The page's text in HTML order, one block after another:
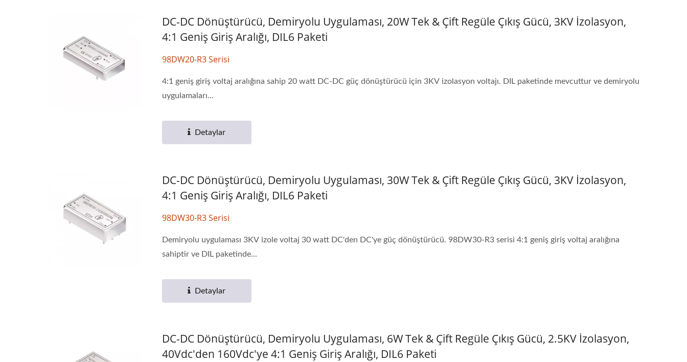
DC-DC Dönüştürücü, Demiryolu Uygulaması, 20W Tek & Çift Regüle Çıkış Gücü, 3KV İzolasyon,
4:1 Geniş Giriş Aralığı, DIL6 Paketi
98DW20-R3 Serisi
4:1 geniş giriş voltaj aralığına sahip 20 watt DC-DC güç dönüştürücü için 3KV izolasyon voltajı. DIL paketinde mevcuttur ve demiryolu
uygulamaları...
Detaylar
DC-DC Dönüştürücü, Demiryolu Uygulaması, 30W Tek & Çift Regüle Çıkış Gücü, 3KV İzolasyon,
4:1 Geniş Giriş Aralığı, DIL6 Paketi
98DW30-R3 Serisi
Demiryolu uygulaması 3KV izole voltaj 30 watt DC'den DC'ye güç dönüştürücü. 98DW30-R3 serisi 4:1 geniş giriş voltaj aralığına
sahiptir ve DIL paketinde...
Detaylar
DC-DC Dönüştürücü, Demiryolu Uygulaması, 6W Tek & Çift Regüle Çıkış Gücü, 2.5KV İzolasyon,
40Vdc'den 160Vdc'ye 4:1 Geniş Giriş Aralığı, DIL6 Paketi